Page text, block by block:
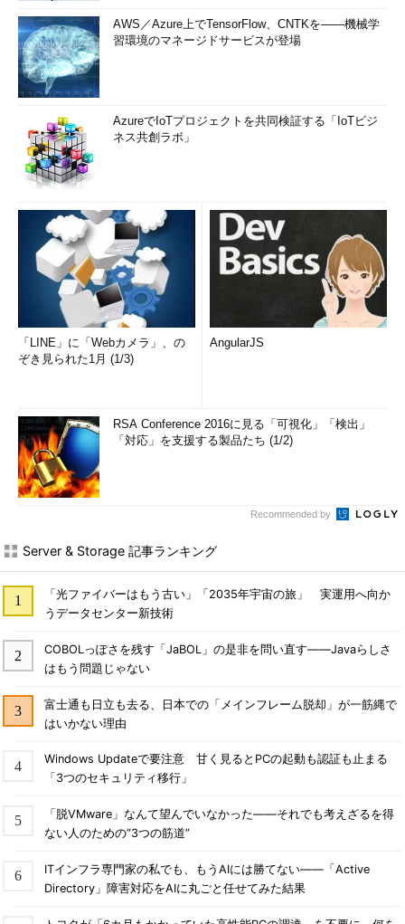
AWS／Azure上でTensorFlow、CNTKを――機械学
習環境のマネージドサービスが登場
AzureでIoTプロジェクトを共同検証する「IoTビジ
ネス共創ラボ」
「LINE」に「Webカメラ」、の
ぞき見られた1月 (1/3)
AngularJS
RSA Conference 2016に見る「可視化」「検出」
「対応」を支援する製品たち (1/2)
Recommended by
Server & Storage 記事ランキング
「光ファイバーはもう古い」「2035年宇宙の旅」 実運用へ向か
うデータセンター新技術
COBOLっぽさを残す「JaBOL」の是非を問い直す――Javaらしさ
はもう問題じゃない
富士通も日立も去る、日本での「メインフレーム脱却」が一筋縄で
はいかない理由
Windows Updateで要注意 甘く見るとPCの起動も認証も止まる
「3つのセキュリティ移行」
「脱VMware」なんて望んでいなかった――それでも考えざるを得
ない人のための“3つの筋道”
ITインフラ専門家の私でも、もうAIには勝てない――「Active
Directory」障害対応をAIに丸ごと任せてみた結果